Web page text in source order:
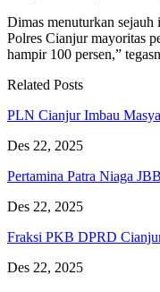
Dimas menuturkan
Polres Cianjur mayoritas
hampir 100 persen,”
Related Posts
PLN Cianjur Imbau
Des 22, 2025
Pertamina Patra Niaga
Des 22, 2025
Fraksi PKB DPRD
Des 22, 2025